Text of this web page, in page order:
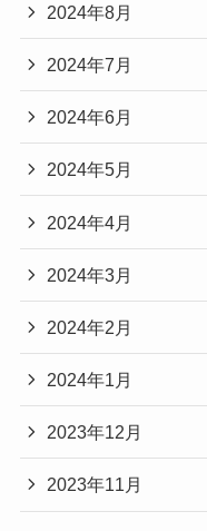
2024年8月
2024年7月
2024年6月
2024年5月
2024年4月
2024年3月
2024年2月
2024年1月
2023年12月
2023年11月